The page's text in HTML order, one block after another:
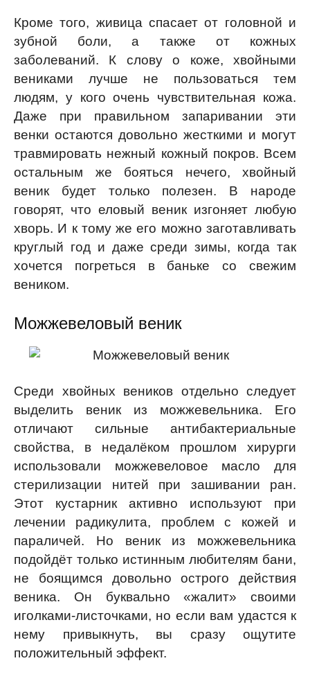
Кроме того, живица спасает от головной и
зубной боли, а также от кожных
заболеваний. К слову о коже, хвойными
вениками лучше не пользоваться тем
людям, у кого очень чувствительная кожа.
Даже при правильном запаривании эти
венки остаются довольно жесткими и могут
травмировать нежный кожный покров. Всем
остальным же бояться нечего, хвойный
веник будет только полезен. В народе
говорят, что еловый веник изгоняет любую
хворь. И к тому же его можно заготавливать
круглый год и даже среди зимы, когда так
хочется погреться в баньке со свежим
веником.
Можжевеловый веник
Среди хвойных веников отдельно следует
выделить веник из можжевельника. Его
отличают сильные антибактериальные
свойства, в недалёком прошлом хирурги
использовали можжевеловое масло для
стерилизации нитей при зашивании ран.
Этот кустарник активно используют при
лечении радикулита, проблем с кожей и
параличей. Но веник из можжевельника
подойдёт только истинным любителям бани,
не боящимся довольно острого действия
веника. Он буквально «жалит» своими
иголками-листочками, но если вам удастся к
нему привыкнуть, вы сразу ощутите
положительный эффект.